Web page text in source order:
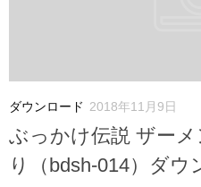
ダウンロード 2018年11月9日
ぶっかけ伝説 ザーメ
り（bdsh-014）ダウ